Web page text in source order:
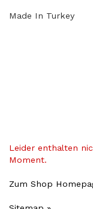
Made In Turkey
Leider enthalten
Moment.
Zum Shop